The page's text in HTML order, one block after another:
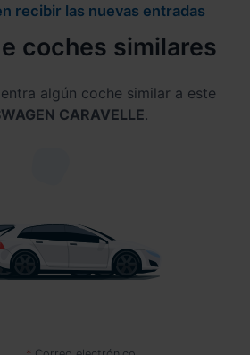
recibir las nuevas entradas
coches similares
algún coche similar a este
CARAVELLE.